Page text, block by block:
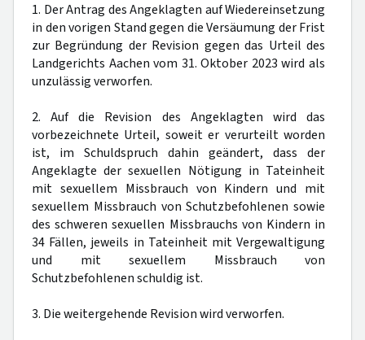
1. Der Antrag des Angeklagten auf Wiedereinsetzung
in den vorigen Stand gegen die Versäumung der Frist
zur Begründung der Revision gegen das Urteil des
Landgerichts Aachen vom 31. Oktober 2023 wird als
unzulässig verworfen.
2. Auf die Revision des Angeklagten wird das
vorbezeichnete Urteil, soweit er verurteilt worden
ist, im Schuldspruch dahin geändert, dass der
Angeklagte der sexuellen Nötigung in Tateinheit
mit sexuellem Missbrauch von Kindern und mit
sexuellem Missbrauch von Schutzbefohlenen sowie
des schweren sexuellen Missbrauchs von Kindern in
34 Fällen, jeweils in Tateinheit mit Vergewaltigung
und mit sexuellem Missbrauch von
Schutzbefohlenen schuldig ist.
3. Die weitergehende Revision wird verworfen.